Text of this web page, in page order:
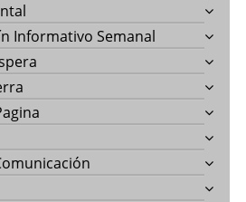
Informativo Semanal